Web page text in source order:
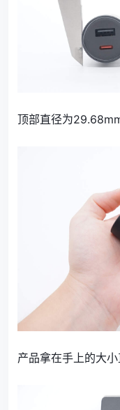
顶部直径为29.68mm
产品拿在手上的大小